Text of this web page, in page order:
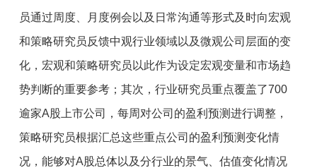
员通过周度、月度例会以及日常沟通等形式及时向宏观
和策略研究员反馈中观行业领域以及微观公司层面的变
化，宏观和策略研究员以此作为设定宏观变量和市场趋
势判断的重要参考；其次，行业研究员重点覆盖了700
逾家A股上市公司，每周对公司的盈利预测进行调整，
策略研究员根据汇总这些重点公司的盈利预测变化情
况，能够对A股总体以及分行业的景气、估值变化情况